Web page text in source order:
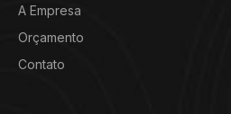
A Empresa
Orçamento
Contato